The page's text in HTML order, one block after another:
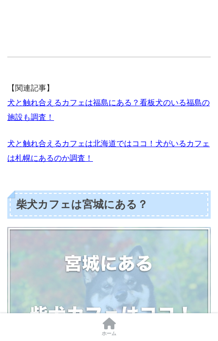
【関連記事】
犬と触れ合えるカフェは福島にある？看板犬のいる福島の
施設も調査！
犬と触れ合えるカフェは北海道ではココ！犬がいるカフェ
は札幌にあるのか調査！
柴犬カフェは宮城にある？
ホーム